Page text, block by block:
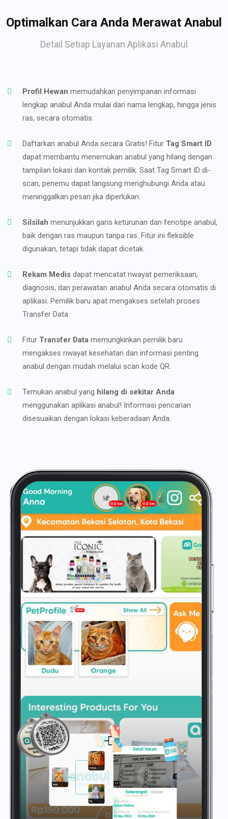
Optimalkan Cara Anda Merawat Anabul
Detail Setiap Layanan Aplikasi Anabul
Profil Hewan memudahkan penyimpanan informasi
lengkap anabul Anda mulai dari nama lengkap, hingga jenis
ras, secara otomatis.
Daftarkan anabul Anda secara Gratis! Fitur Tag Smart ID
dapat membantu menemukan anabul yang hilang dengan
tampilan lokasi dan kontak pemilik. Saat Tag Smart ID di-
scan, penemu dapat langsung menghubungi Anda atau
meninggalkan pesan jika diperlukan.
Silsilah menunjukkan garis keturunan dan fenotipe anabul,
baik dengan ras maupun tanpa ras. Fitur ini fleksible
digunakan, tetapi tidak dapat dicetak.
Rekam Medis dapat mencatat riwayat pemeriksaan,
diagnosis, dan perawatan anabul Anda secara otomatis di
aplikasi. Pemilik baru apat mengakses setelah proses
Transfer Data
Fitur Transfer Data memungkinkan pemilik baru
mengakses riwayat kesehatan dan informasi penting
anabul dengan mudah melalui scan kode QR.
Temukan anabul yang hilang di sekitar Anda
menggunakan aplikasi anabul! Informasi pencarian
disesuaikan dengan lokasi keberadaan Anda.